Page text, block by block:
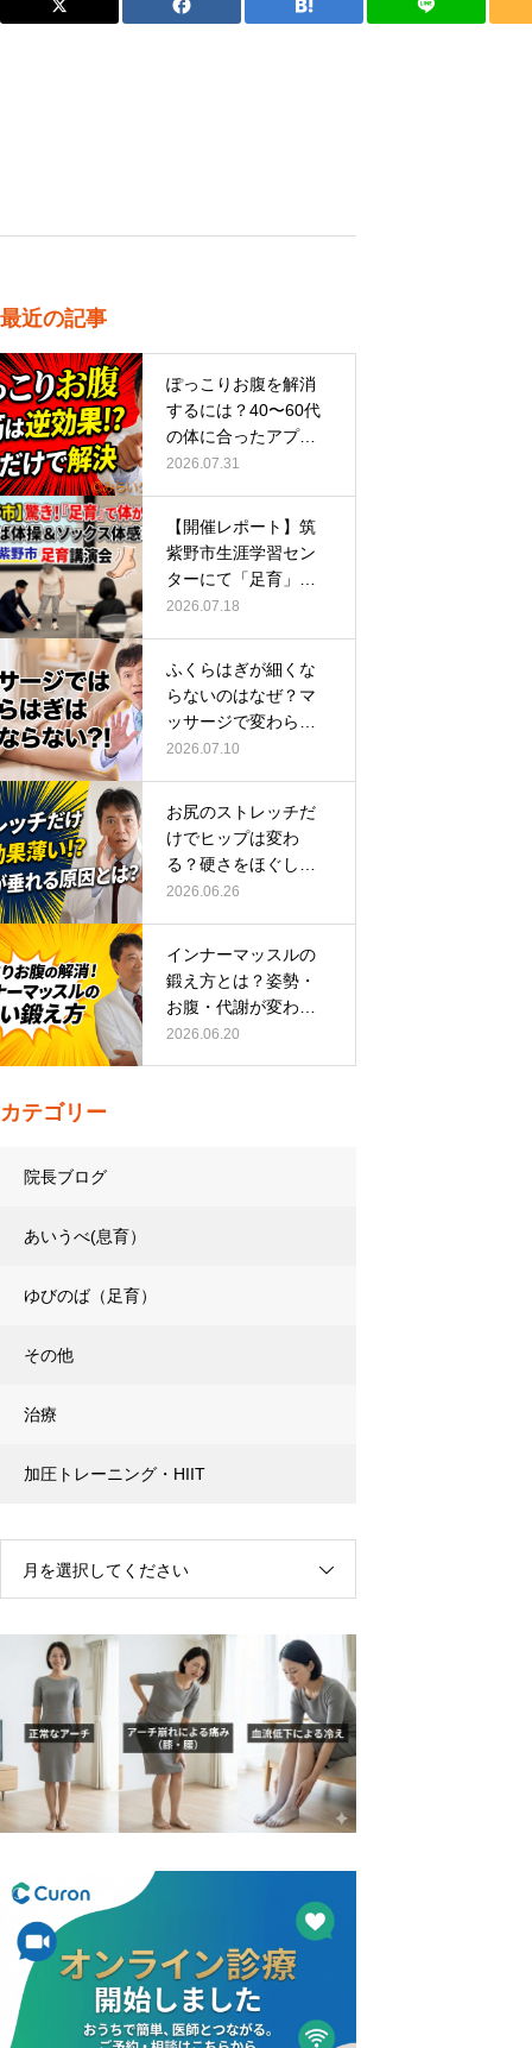
最近の記事
ぽっこりお腹を解消
するには？40〜60代
の体に合ったアプロ
ーチ
2026.07.31
【開催レポート】筑
紫野市生涯学習セン
ターにて「足育」講
演会に登壇し…
2026.07.18
ふくらはぎが細くな
らないのはなぜ？マ
ッサージで変わらな
い根本原因
2026.07.10
お尻のストレッチだ
けでヒップは変わ
る？硬さをほぐして
整える正しい方…
2026.06.26
インナーマッスルの
鍛え方とは？姿勢・
お腹・代謝が変わる
トレーニング…
2026.06.20
カテゴリー
院長ブログ
あいうべ(息育）
ゆびのば（足育）
その他
治療
加圧トレーニング・HIIT
月を選択してください